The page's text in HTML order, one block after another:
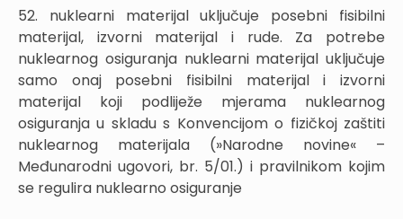
52. nuklearni materijal uključuje posebni fisibilni
materijal, izvorni materijal i rude. Za potrebe
nuklearnog osiguranja nuklearni materijal uključuje
samo onaj posebni fisibilni materijal i izvorni
materijal koji podliježe mjerama nuklearnog
osiguranja u skladu s Konvencijom o fizičkoj zaštiti
nuklearnog materijala (»Narodne novine« –
Međunarodni ugovori, br. 5/01.) i pravilnikom kojim
se regulira nuklearno osiguranje